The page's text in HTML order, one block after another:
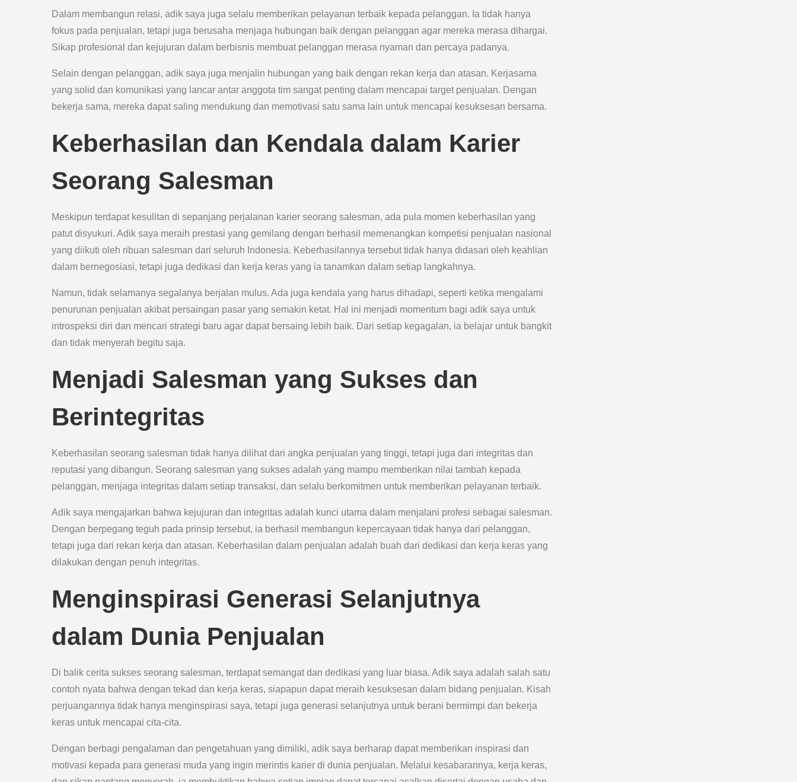
Dalam membangun relasi, adik saya juga selalu memberikan pelayanan terbaik kepada pelanggan. Ia tidak hanya
fokus pada penjualan, tetapi juga berusaha menjaga hubungan baik dengan pelanggan agar mereka merasa dihargai.
Sikap profesional dan kejujuran dalam berbisnis membuat pelanggan merasa nyaman dan percaya padanya.
Selain dengan pelanggan, adik saya juga menjalin hubungan yang baik dengan rekan kerja dan atasan. Kerjasama
yang solid dan komunikasi yang lancar antar anggota tim sangat penting dalam mencapai target penjualan. Dengan
bekerja sama, mereka dapat saling mendukung dan memotivasi satu sama lain untuk mencapai kesuksesan bersama.
Keberhasilan dan Kendala dalam Karier
Seorang Salesman
Meskipun terdapat kesulitan di sepanjang perjalanan karier seorang salesman, ada pula momen keberhasilan yang
patut disyukuri. Adik saya meraih prestasi yang gemilang dengan berhasil memenangkan kompetisi penjualan nasional
yang diikuti oleh ribuan salesman dari seluruh Indonesia. Keberhasilannya tersebut tidak hanya didasari oleh keahlian
dalam bernegosiasi, tetapi juga dedikasi dan kerja keras yang ia tanamkan dalam setiap langkahnya.
Namun, tidak selamanya segalanya berjalan mulus. Ada juga kendala yang harus dihadapi, seperti ketika mengalami
penurunan penjualan akibat persaingan pasar yang semakin ketat. Hal ini menjadi momentum bagi adik saya untuk
introspeksi diri dan mencari strategi baru agar dapat bersaing lebih baik. Dari setiap kegagalan, ia belajar untuk bangkit
dan tidak menyerah begitu saja.
Menjadi Salesman yang Sukses dan
Berintegritas
Keberhasilan seorang salesman tidak hanya dilihat dari angka penjualan yang tinggi, tetapi juga dari integritas dan
reputasi yang dibangun. Seorang salesman yang sukses adalah yang mampu memberikan nilai tambah kepada
pelanggan, menjaga integritas dalam setiap transaksi, dan selalu berkomitmen untuk memberikan pelayanan terbaik.
Adik saya mengajarkan bahwa kejujuran dan integritas adalah kunci utama dalam menjalani profesi sebagai salesman.
Dengan berpegang teguh pada prinsip tersebut, ia berhasil membangun kepercayaan tidak hanya dari pelanggan,
tetapi juga dari rekan kerja dan atasan. Keberhasilan dalam penjualan adalah buah dari dedikasi dan kerja keras yang
dilakukan dengan penuh integritas.
Menginspirasi Generasi Selanjutnya
dalam Dunia Penjualan
Di balik cerita sukses seorang salesman, terdapat semangat dan dedikasi yang luar biasa. Adik saya adalah salah satu
contoh nyata bahwa dengan tekad dan kerja keras, siapapun dapat meraih kesuksesan dalam bidang penjualan. Kisah
perjuangannya tidak hanya menginspirasi saya, tetapi juga generasi selanjutnya untuk berani bermimpi dan bekerja
keras untuk mencapai cita-cita.
Dengan berbagi pengalaman dan pengetahuan yang dimiliki, adik saya berharap dapat memberikan inspirasi dan
motivasi kepada para generasi muda yang ingin merintis karier di dunia penjualan. Melalui kesabarannya, kerja keras,